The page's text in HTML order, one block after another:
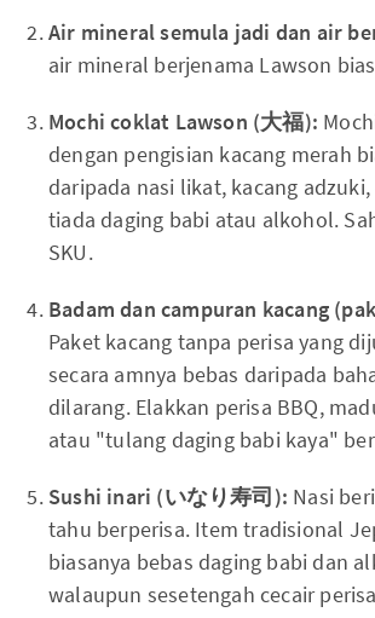
Air mineral semula jadi dan air
air mineral berjenama Lawson
Mochi coklat Lawson (大福):
dengan pengisian kacang merah
daripada nasi likat, kacang
tiada daging babi atau alkohol.
SKU.
Badam dan campuran kacang
Paket kacang tanpa perisa yang
secara amnya bebas daripada
dilarang. Elakkan perisa BBQ,
atau "tulang daging babi kaya"
Sushi inari (いなり寿司): Nasi
tahu berperisa. Item tradisional
biasanya bebas daging babi dan
walaupun sesetengah cecair